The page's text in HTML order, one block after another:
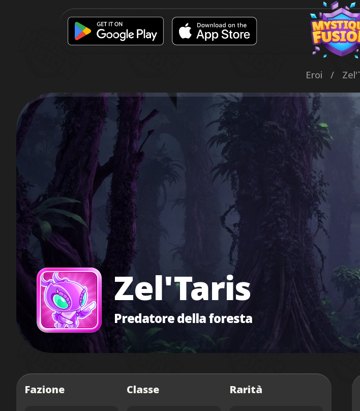
Eroi /
Zel'Taris
Predatore della foresta
Fazione Classe Rarità